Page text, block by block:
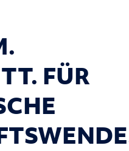
FÜR